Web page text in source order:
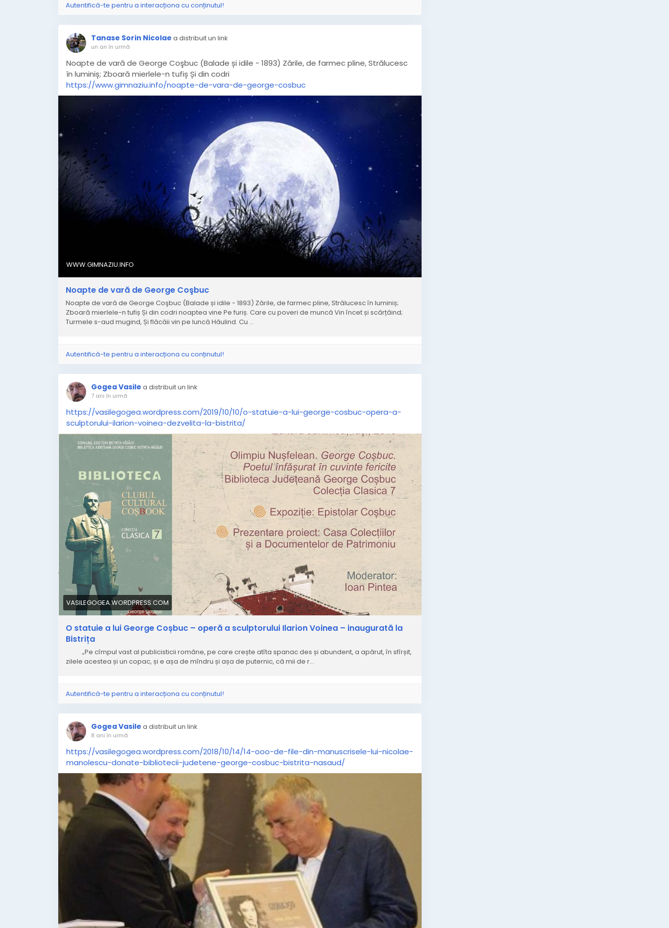
Autentifică-te pentru a interacționa cu conținutul!
Tanase Sorin Nicolae a distribuit un link
un an în urmă
Noapte de vară de George Coşbuc (Balade și idile - 1893) Zările, de farmec pline, Strălucesc
în luminiș; Zboară mierlele-n tufiș Și din codri
https://www.gimnaziu.info/noapte-de-vara-de-george-cosbuc
WWW.GIMNAZIU.INFO
Noapte de vară de George Coşbuc
Noapte de vară de George Coşbuc (Balade și idile - 1893) Zările, de farmec pline, Strălucesc în luminiș;
Zboară mierlele-n tufiș Și din codri noaptea vine Pe furiș. Care cu poveri de muncă Vin încet și scârțâind;
Turmele s-aud mugind, Și flăcăii vin pe luncă Hăulind. Cu ...
Autentifică-te pentru a interacționa cu conținutul!
Gogea Vasile a distribuit un link
7 ani în urmă
https://vasilegogea.wordpress.com/2019/10/10/o-statuie-a-lui-george-cosbuc-opera-a-
sculptorului-ilarion-voinea-dezvelita-la-bistrita/
VASILEGOGEA.WORDPRESS.COM
O statuie a lui George Coșbuc – operă a sculptorului Ilarion Voinea – inaugurată la
Bistrița
„Pe cîmpul vast al publicisticii române, pe care crește atîta spanac des și abundent, a apărut, în sfîrșit,
zilele acestea și un copac, și e așa de mîndru și așa de puternic, că mii de r…
Autentifică-te pentru a interacționa cu conținutul!
Gogea Vasile a distribuit un link
8 ani în urmă
https://vasilegogea.wordpress.com/2018/10/14/14-ooo-de-file-din-manuscrisele-lui-nicolae-
manolescu-donate-bibliotecii-judetene-george-cosbuc-bistrita-nasaud/